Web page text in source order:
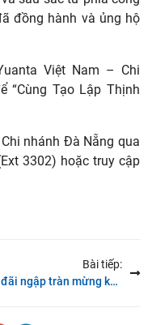
đồng hành và ủng hộ
Việt Nam – Chi
“Cùng Tạo Lập Thịnh
nhánh Đà Nẵng qua
3302) hoặc truy cập
Bài tiếp:
Ưu đãi ngập tràn mừng kỷ niệm 13 năm ngày thành lập Yuanta Việt Nam Chi nhánh Hà Nội – 09/08/2023